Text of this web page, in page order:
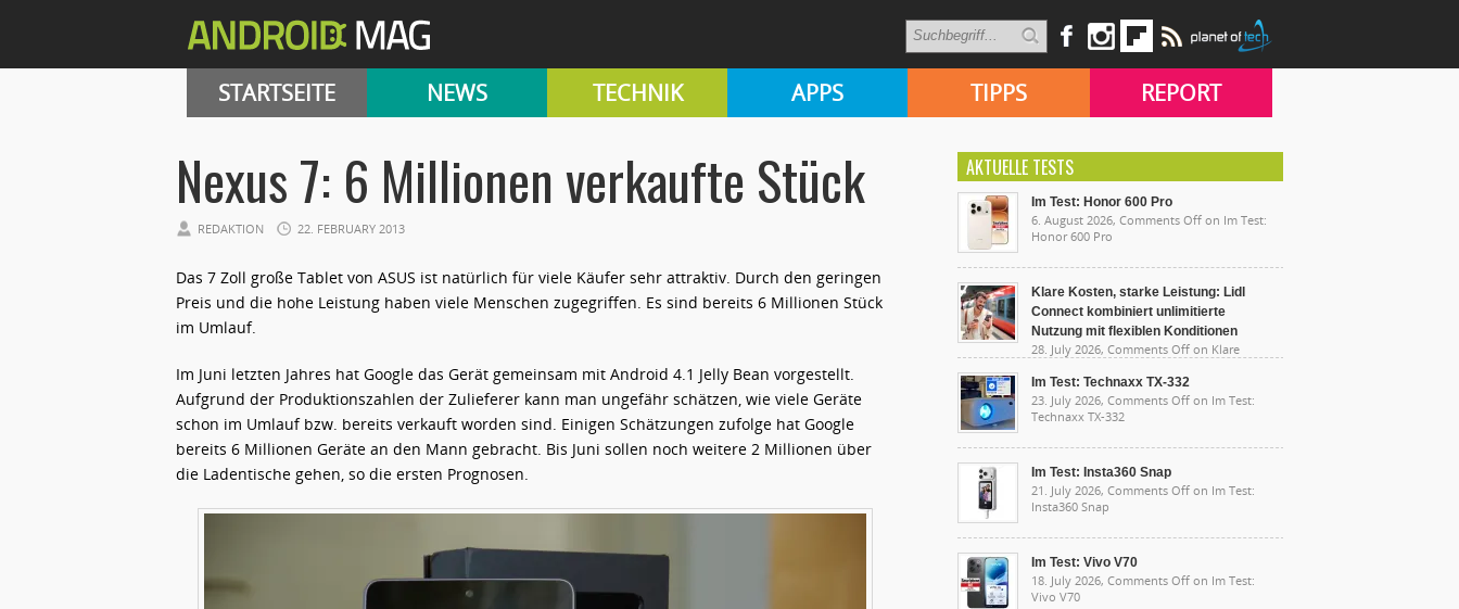
STARTSEITE NEWS TECHNIK APPS TIPPS REPORT
Nexus 7: 6 Millionen verkaufte Stück
REDAKTION 22. FEBRUARY 2013
Das 7 Zoll große Tablet von ASUS ist natürlich für viele Käufer sehr attraktiv. Durch den geringen
Preis und die hohe Leistung haben viele Menschen zugegriffen. Es sind bereits 6 Millionen Stück
im Umlauf.
Im Juni letzten Jahres hat Google das Gerät gemeinsam mit Android 4.1 Jelly Bean vorgestellt.
Aufgrund der Produktionszahlen der Zulieferer kann man ungefähr schätzen, wie viele Geräte
schon im Umlauf bzw. bereits verkauft worden sind. Einigen Schätzungen zufolge hat Google
bereits 6 Millionen Geräte an den Mann gebracht. Bis Juni sollen noch weitere 2 Millionen über
die Ladentische gehen, so die ersten Prognosen.
AKTUELLE TESTS
Im Test: Honor 600 Pro
6. August 2026, Comments Off on Im Test:
Honor 600 Pro
Klare Kosten, starke Leistung: Lidl
Connect kombiniert unlimitierte
Nutzung mit flexiblen Konditionen
28. July 2026, Comments Off on Klare
unlimitierte Nutzung mit flexiblen Konditionen
Im Test: Technaxx TX-332
23. July 2026, Comments Off on Im Test:
Technaxx TX-332
Im Test: Insta360 Snap
21. July 2026, Comments Off on Im Test:
Insta360 Snap
Im Test: Vivo V70
18. July 2026, Comments Off on Im Test:
Vivo V70